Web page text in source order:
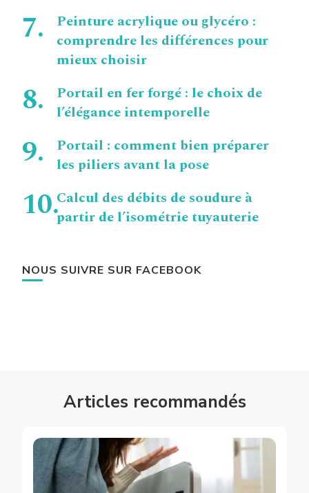
Peinture acrylique ou glycéro :
comprendre les différences pour
mieux choisir
Portail en fer forgé : le choix de
l’élégance intemporelle
Portail : comment bien préparer
les piliers avant la pose
Calcul des débits de soudure à
partir de l’isométrie tuyauterie
NOUS SUIVRE SUR FACEBOOK
Articles recommandés